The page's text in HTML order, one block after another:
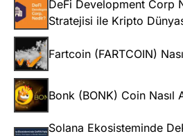
DeFi Development Corp
Stratejisi ile Kripto
Fartcoin (FARTCOIN)
Bonk (BONK) Coin Nasıl
Solana Ekosisteminde